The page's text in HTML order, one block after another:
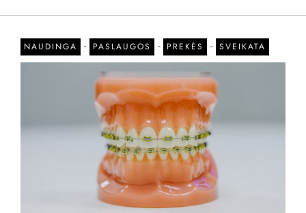
NAUDINGA - PASLAUGOS - PREKĖS - SVEIKATA